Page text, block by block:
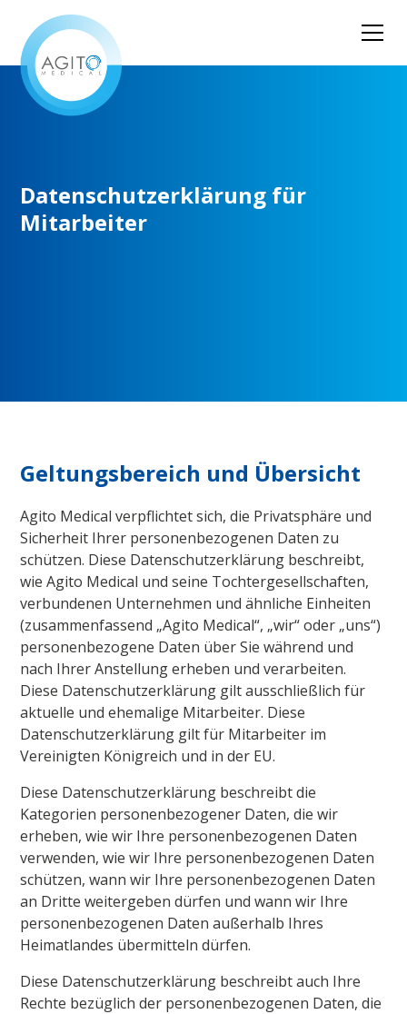
Datenschutzerklärung für
Mitarbeiter
Geltungsbereich und Übersicht
Agito Medical verpflichtet sich, die Privatsphäre und
Sicherheit Ihrer personenbezogenen Daten zu
schützen. Diese Datenschutzerklärung beschreibt,
wie Agito Medical und seine Tochtergesellschaften,
verbundenen Unternehmen und ähnliche Einheiten
(zusammenfassend „Agito Medical“, „wir“ oder „uns“)
personenbezogene Daten über Sie während und
nach Ihrer Anstellung erheben und verarbeiten.
Diese Datenschutzerklärung gilt ausschließlich für
aktuelle und ehemalige Mitarbeiter. Diese
Datenschutzerklärung gilt für Mitarbeiter im
Vereinigten Königreich und in der EU.
Diese Datenschutzerklärung beschreibt die
Kategorien personenbezogener Daten, die wir
erheben, wie wir Ihre personenbezogenen Daten
verwenden, wie wir Ihre personenbezogenen Daten
schützen, wann wir Ihre personenbezogenen Daten
an Dritte weitergeben dürfen und wann wir Ihre
personenbezogenen Daten außerhalb Ihres
Heimatlandes übermitteln dürfen.
Diese Datenschutzerklärung beschreibt auch Ihre
Rechte bezüglich der personenbezogenen Daten, die